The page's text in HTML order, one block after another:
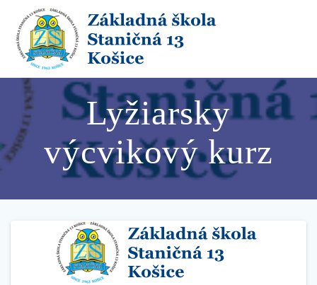
to
content
Lyžiarsky
výcvikový kurz